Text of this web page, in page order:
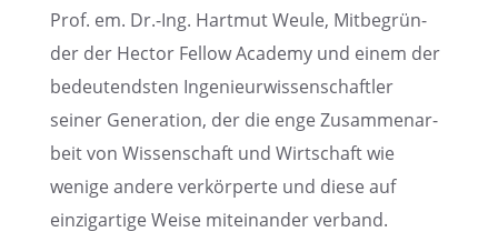
Prof. em. Dr.-Ing. Hartmut Weule, Mitbe­grün­
der der Hector Fellow Academy und einem der
bedeu­tends­ten Ingenieur­wis­sen­schaft­ler
seiner Genera­tion, der die enge Zusam­men­ar­
beit von Wissen­schaft und Wirtschaft wie
wenige andere verkör­perte und diese auf
einzig­ar­tige Weise mitein­an­der verband.